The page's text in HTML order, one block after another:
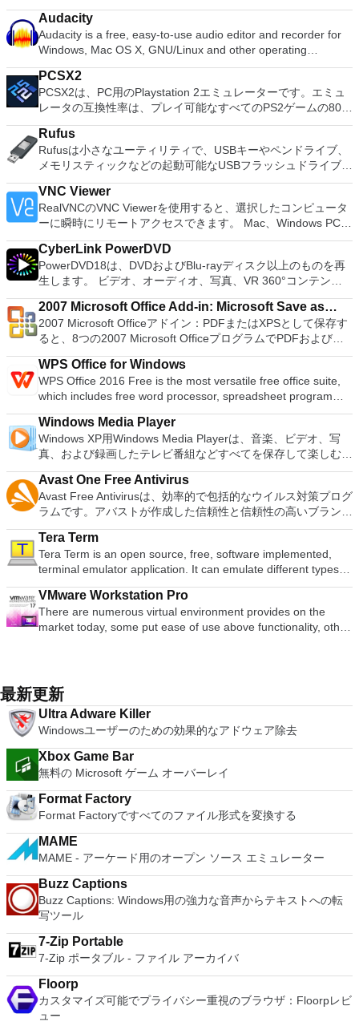
ーションおよびディスク管理ユーティリティです。パーティシ
ョンの拡張（特にシステムドライブ用）、ディスク領域の管
理、MBRおよびGUIDパーティションテーブル（GPT）ディス
クのディスク領域不足の問題の解決を可能にします。 パーテ
ィションのサイズ変更/移動システムドライブを拡張するディ
スクとパーティションをコピーパーティションをマージ分割パ
ーティション空き領域を再分配するダイナミックディスクの変
換パーティションを回復する
Audacity
Audacity is a free, easy-to-use audio editor and recorder for
Windows, Mac OS X, GNU/Linux and other operating
systems. You can use Audacity to: Record live audio. Convert
tapes and records into digital recordings or CDs. Edit Ogg
Vorbis, MP3, WAV or AIFF sound files. Cut, copy, splice or mix
sounds together. Change the speed or pitch of a recording.
Add new effects with LADSPA plug-ins. And more!
PCSX2
PCSX2は、PC用のPlaystation 2エミュレーターです。エミュ
レータの互換性率は、プレイ可能なすべてのPS2ゲームの80％
以上を誇っています。かなり強力なコンピューターを所有して
いる場合、PCSX2は優れたエミュレーターです。また、この
アプリケーションはローエンドコンピューターのサポートも提
供するため、Playstation 2コンソールのすべての所有者は、
PCで動作するゲームを見ることができます。 PCSX2エミュレ
ーターを使用すると、PS2コントローラーを使用して、本物の
プレイステーション体験をシミュレートできます。このアプリ
ケーションでは、ディスクからゲームを直接実行することも、
ハードドライブからISOイメージとして実行することもできま
す。 主な機能は次のとおりです。 Savestates：ボタンを1つ
押すだけで、ゲームの現在の「状態」を保存できます。 無制
限のメモリーカード：好きなだけメモリーカードを保存でき、
8MBから64MBまでの単一の物理カードに制限されなくなりま
した。 高解像度グラフィックス：PCSX2を使用すると、
1080pまたは4K HDでゲームをプレイできます。 全体とし
ゲームを高い精度でエミュレートでき、Windowsとエミュレ
ーターを切り替えることができます。欠点は、高速ゲームに苦
労し、時々フリーズまたはクラッシュすることです。* PCSX2
を使用するには、コンソールから抽出できるPlaystation 2
BIOSが必要です。
Rufus
Rufusは小さなユーティリティで、USBキーやペンドライブ、
メモリスティックなどの起動可能なUSBフラッシュドライブを
フォーマットおよび作成できます。 Rufusは、次のシナリオで
役立ちます。 Windows、Linux、およびUEFI用の起動可能な
ISOからUSBインストールメディアを作成する必要がある場
合。 OSがインストールされていないシステムで作業する必要
がある場合。 BIOSまたはその他のファームウェアをDOSから
フラッシュする必要がある場合。 低レベルのユーティリティ
を実行する必要がある場合。 Rufusは次の* ISOで動作しま
す：Arch Linux、Archbang、BartPE / pebuilder、CentOS、
Damn Small Linux、Fedora、FreeDOS、Gentoo、
gNewSense、Hiren&#39;s Boot CD、LiveXP、Knoppix、
Kubuntu、Linux Mint、NT Password Registry Editor、
OpenSUSE、Parted Magic、Slackware、Tails、Trinity
Rescue Kit、Ubuntu、Ultimate Boot CD、Windows XP（SP2
以降）、Windows Server 2003 R2、Windows Vista、
Windows 7、Windows 8。 *このリストは完全ではありませ
ア語、マレーシア語、セシュティナ、ダンスク、ドイツ語、英
語、スペイン語、フランス語、フルバツキー、イタリア語、ラ
トヴィエシュ、リエトゥビウ、マジャール、オランダ、ノルス
ク、ポルスキ、ポルトガル、ポルトガル、スロヴェンスキー、
スロベンツキー、スロヴェンスキーSrpski、Suomi、
Svenska、Türkçe。
VNC Viewer
RealVNCのVNC Viewerを使用すると、選択したコンピュータ
ーに瞬時にリモートアクセスできます。 Mac、Windows PC、
またはLinuxマシン、世界中のどこからでも。 VNC Viewerを
使用すると、コンピューターのデスクトップを表示したり、コ
ンピューターの前に直接座っているかのようにマウスとキーボ
ードを制御したりできます。 VNC Viewerは、インストールと
使用が簡単です。制御したいデバイスでインストーラーを実行
し、指示に従ってください。オプションで、Windowsでのリ
モート展開に使用可能なMSIがあります。デスクトッププラッ
トフォームにVNC Viewerをインストールする権限がない場合
は、スタンドアロンオプションを選択する必要があります。
主な機能は次のとおりです。 クラウドサービスを介してVNC
Connectを実行しているコンピューターに接続します。 Apple
Screen Sharing（ARD）などのサードパーティ製のVNC互換
ソフトウェアを実行しているコンピューターに直接接続しま
す。 各デバイスでVNC Viewerにサインインして、すべてのデ
バイス間の接続をバックアップおよび同期します。 仮想キー
の高度なキーが含まれています。 Bluetoothキーボードのサポ
ート。 VNC Connectサブスクリプションには、無料、有料、
試用の3つのバージョンがあります。 制御する必要のあるマシ
ンごとに、RealVNCのWebサイトにアクセスして、各コンピ
ューターにVNC Connectをダウンロードするだけです。次
に、RealVNCアカウントの資格情報を使用して、ローカルマ
シンでVNC Viewerにサインインします。そこから、コンピュ
ーターを確認して接続できます。 VNC Connectを使用する
と、セッションはエンドツーエンドで暗号化されます。アプリ
はすぐに各コンピューターをパスワードで保護します。コンピ
ューターへのログインに使用するのと同じユーザー名とパスワ
CyberLink PowerDVD
PowerDVD18は、DVDおよびBlu-rayディスク以上のものを再
生します。 ビデオ、オーディオ、写真、VR 360°コンテン
ツ、さらにはYouTubeやVimeoにとっても、PowerDVD18は重
要なエンターテイメントの仲間です。 Ultra HD HDR TVとサ
ラウンドサウンドシステムの可能性を解き放ち、360°ビデオ
の増え続けるコレクションへのアクセスで仮想世界に没頭する
か、PCまたはラップトップでの比類のない再生サポートと独
自の強化により、どこにいても簡単にリラックスできます。
新機能は次のとおりです。 4K DHR向けに最適化 Ultra HD
Blu-ray、4K、HEVC / H.265およびHDR10コンテンツをサポー
ト全画面モードで21：9モニターで2.35：1の映画を見る常時
オンのミニビューでYouTubeライブを見る YouTubeおよび
Vimeoで4K HDRおよび360ビデオを再生 VRエクスペリエンス
の向上：Microsoft Mixed Realityヘッドセット、HTC、VIVE、
およびOculus Riftをサポート Fire TVとキャストのサポート
注：これは商用トライアルです。
2007 Microsoft Office Add-in: Microsoft Save as
PDF or XPS
2007 Microsoft Officeアドイン：PDFまたはXPSとして保存す
ると、8つの2007 Microsoft OfficeプログラムでPDFおよび
XPS形式にエクスポートして保存できます。このツールを使用
すると、これらのプログラムのサブセットでPDF形式および
XPS形式の電子メール添付ファイルとして送信することもでき
ます（特定の機能はプログラムによって異なります）。 この
ダウンロードは、次のOfficeプログラムで動作します。
Microsoft Office Access 2007。 Microsoft Office Excel 2007。
Microsoft Office InfoPath 2007。 Microsoft Office OneNote
2007。 Microsoft Office PowerPoint 2007。 Microsoft Office
Publisher 2007。 Microsoft Office Visio 2007。 Microsoft
Office Word 2007。 2007 Microsoft Officeプログラムのこの
Microsoft Save as PDFまたはXPSアドインは、2007 Microsoft
Office systemソフトウェアの補足条項であり、2007 Microsoft
Office systemソフトウェアのライセンス条項の対象となりま
す。 システム要件：サポートされているオペレーティングシ
ステム。 Windows Server 2003、Windows Vista、Windows
WPS Office for Windows
WPS Office 2016 Free is the most versatile free office suite,
which includes free word processor, spreadsheet program
and presentation maker. With these three programs you will
easily be able to deal with any office related tasks. WPS
Office 2016 Free has multiple language support for English,
French, German, Spanish, Portuguese,Russian and Polish
languages. To switch between languages requires only a
single click! Despite being a free suite, WPS Office comes
with many innovative features, such as the paragraph
adjustment tool and multiple tabbed feature. It also has a PDF
converter, spell check and word count feature. WPS Office
2016 Personal Edition supports switching language UI,File
Roaming and Docer online templates. Key features include:
Writer Efficient word processor. Presentation Multimedia
presentations creator. Spreadsheets Powerful tool for data
processing and analysis. 100% compatible with MS Office
document file types (.docx, .pptx, .xlsx, etc.). Thousands of
many innovative features, including a useful a paragraph
adjustment tool int he Writer program. It has an Office to PDF
converter, automatic spell checking and word count features.
It also has some neat tools such as the Watermark in
document, and converting PowerPoint to Word document
support. Overall, WPS Office 2016 Free is a good alternative
to Microsoft's offering. The Writer program is a versatile word
processor; the Presentation program is an easy to use and
effective slide show maker that helps you to create impressive
multimedia presentations; and the Spreadsheets program is
both a flexible and a powerful spreadsheet application.
Windows Media Player
Windows XP用Windows Media Playerは、音楽、ビデオ、写
真、および録画したテレビ番組などすべてを保存して楽しむ最
適な機能を搭載しています。 再生、表示、外出先で楽しむた
めのポータブル デバイスとの同期、さらには家中のデバイス
との共有も、すべて1か所で行えます。 シンプルなデザイン -
まったく新しい外観でデジタル エンターテイメントを楽しめ
ます。 大好きな音楽をより多く - デジタル音楽体験がさらに
楽しくなります。 エンターテイメントをすべて1つの場所に -
音楽、ビデオ、写真、録画したテレビ番組をすべて保存して楽
しめます。 どこでも楽しめる - どこにいても音楽、ビデオ、
写真にアクセスできます。
Avast One Free Antivirus
Avast Free Antivirusは、効率的で包括的なウイルス対策プログ
ラムです。アバストが作成した信頼性と信頼性の高いブランド
のおかげで、利用可能な最も人気のあるウイルス対策プログラ
ムの1つです。アバストフリーアンチウイルスの人気を高め続
けている主な機能は、簡単なUI、最適化されたスキャンオプシ
ョン、継続的に更新されるウイルス定義データベースです。
シンプルで改善されたUI 最新バージョンには、以前のバージ
ョンよりもはるかにシンプルで迅速なUIの使用が含まれていま
す。主な機能はサイドバーで簡単にアクセスでき、ホームペー
ジはカスタマイズできるようになったため、頻繁に使用するツ
を常に更新しています。つまり、最新のスパイウェア、ウイル
ス、潜在的に危険なWebサイトからコンピュータが保護され
ます。アバストの大規模でアクティブなコミュニティは、アバ
ストの重要なデータベースに迅速に対処されて追加された新し
いセキュリティ脅威について、開発チームに迅速に警告しま
す。ブラウザーアドオンは、Cookieやソーシャルトラッキン
をさらに向上させます。 速度 Avast Free Antivirusには、深さ
と速度に基づいたさまざまな標準スキャンオプションが付属し
ています。ほとんどの場合、高速スキャンで十分です。リムー
バブルメディアと選択したファイルを対象とし、通常1分以内
にセキュリティの脅威を特定します。スタートアップスキャン
は、起動時に自動的に起動し、便利な定期的なセキュリティチ
ェックです。最新バージョンの最適化されたスキャンエンジン
は、テキストコンテンツのスキャンが以前のバージョンよりも
大幅に高速であることを意味します。 EXEファイルのスキャ
ンも高速です。メモリ使用量の改善により、Avast Free
Antivirusはシステムへの負担を軽減し、他のタスクをより迅速
に続行できるようになります。 概要 Avast Free Antivirusは間
違いなく、利用可能な最高の無料総合セキュリティマネージャ
ーの1つです。比較的軽量で効率的ですが、それでも包括的な
セキュリティ保護を提供します。ブラウザーのアドオンにより
Tera Term
Tera Term is an open source, free, software implemented,
terminal emulator application. It can emulate different types of
computer terminals, from DEC VT100 to DEC VT382, and it
supports telnet, SSH 1 & 2 and serial port connections. It also
has a built-in macro scripting language and some other useful
plugins. Key features include: Automatically creates logs with
remote Telnet or SSH hosts. It sports a clean and crisp layout
that is easy to work with. The application does not take a long
time to wrap your head around and is also very light on
system resources. So, if you need a free terminal emulator,
which is easy to master and supports remote Telnet or SSH
host connections then Tera Term is a good choice.
VMware Workstation Pro
There are numerous virtual environment provides on the
market today, some put ease of use above functionality, other
patches, in an isolated and safe virtualized environment. Key
Features include: Powerful 3D Graphics - DirectX 10* and
OpenGL 3.3 support. VMware Compatibility - Create one; Run
anywhere on VMware software. vSphere and vCloud Air
Support - Drag and drop VMs between environments.
Restricted and Encrypted VMs - Protection and performance
enhancements. Expiring Virtual Machines - Time-limited
virtual machines. Latest Hardware Support - Broadwell and
Haswell CPU support. Enterprise Quality Virtual Machines -
16 vCPUs, 8TB virtual disks, and 64GB memory. Enhanced
IPv6 Support - IPv6-to-IPv4 NAT (6to4 and 4to6). Virtual
Machine Video Memory - Up to 2GB. Enhanced Connectivity -
High Resolution Displays - 4K UHD and QHD+ support.
VMware Workstation Pro is a perfect choice for those of you
who are a little skeptical about making the leap over to
Windows 10. By utilizing an app like this, you'll get to try out
all of Windows 10's new features in a safe sandboxed
environment, without the need to install the OS natively.
VMware Workstation Pro doesn't just support Microsofts OS,
you can also install Linux VMs, including Ubuntu, Red Hat,
Fedora, and lots of other distributions as well. Overall,
Workstation Pro offers high performance, strong reliability,
最新更新
Ultra Adware Killer
Windowsユーザーのための効果的なアドウェア除去
Xbox Game Bar
無料の Microsoft ゲーム オーバーレイ
Format Factory
Format Factoryですべてのファイル形式を変換する
MAME
MAME - アーケード用のオープン ソース エミュレーター
Buzz Captions
Buzz Captions: Windows用の強力な音声からテキストへの転
写ツール
7-Zip Portable
7-Zip ポータブル - ファイル アーカイバ
Floorp
カスタマイズ可能でプライバシー重視のブラウザ：Floorpレビ
ュー